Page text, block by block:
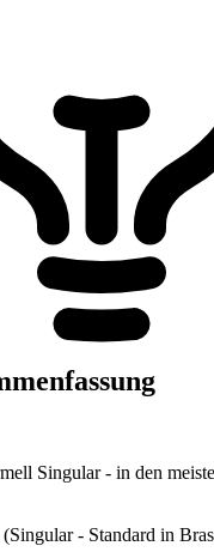
Singular - in den
- Standard in